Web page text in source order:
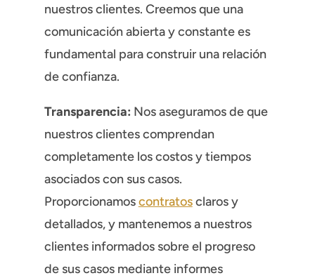
nuestros clientes. Creemos que una
comunicación abierta y constante es
fundamental para construir una relación
de confianza.
Transparencia: Nos aseguramos de que
nuestros clientes comprendan
completamente los costos y tiempos
asociados con sus casos.
Proporcionamoscontratosclaros y
detallados, y mantenemos a nuestros
clientes informados sobre el progreso
de sus casos mediante informes